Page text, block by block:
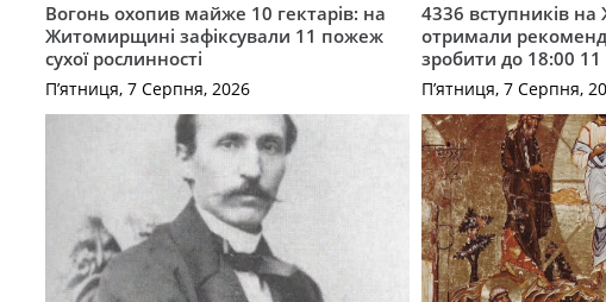
Вогонь охопив майже 10 гектарів: на
Житомирщині зафіксували 11 пожеж
сухої рослинності
П’ятниця, 7 Серпня, 2026
4336 вступників
отримали
зробити до 18:00 11
П’ятниця, 7 Серпня,